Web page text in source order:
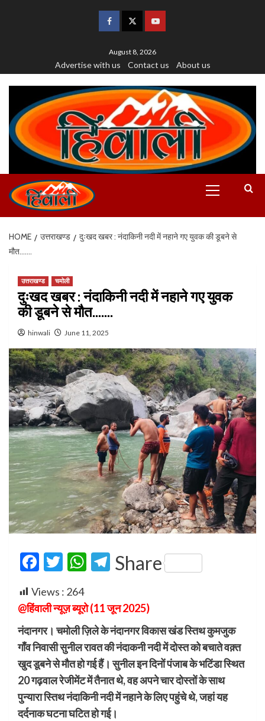
August 8, 2026
Advertise with us Contact us About us
HOME उत्तराखण्ड
दुःखद खबर : नंदाकिनी नदी में नहाने गए युवक की डूबने से
मौत…….
उत्तराखण्ड चमोली
दुःखद खबर : नंदाकिनी नदी में नहाने गए युवक
की डूबने से मौत…….
hinwali June 11, 2025
Facebook
Twitter
WhatsApp
Telegram
Share
Views : 264
@हिंवाली न्यूज़ ब्यूरो (11 जून 2025)
नंदानगर। चमोली ज़िले के नंदानगर विकास खंड स्तिथ कुमजुक
गाँव निवासी सुनील रावत की नंदाकनी नदी में दोस्त को बचाते वक़्त
खुद डूबने से मौत हो गई हैं। सुनील इन दिनों पंजाब के भटिंडा स्थित
20 गढ़वाल रेजीमेंट में तैनात थे, वह अपने चार दोस्तों के साथ
पुन्यारा स्तिथ नंदाकिनी नदी में नहाने के लिए पहुंचे थे, जहां यह
दर्दनाक घटना घटित हो गई।